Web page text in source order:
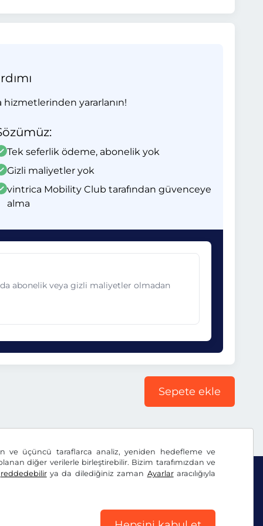
ve üçüncü taraflarca analiz, yeniden hedefleme ve
diğer verilerle birleştirebilir. Bizim tarafımızdan ve
reddedebilirya da dilediğiniz zaman Ayarlararacılığıyla
yararlanın!
Tek seferlik ödeme, abonelik yok
Gizli maliyetler yok
vintrica Mobility Club tarafından güvenceye
alma
abonelik veya gizli maliyetler olmadan
Sepete ekle